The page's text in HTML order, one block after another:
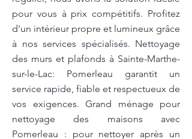
pour vous à prix compétitifs. Profitez
d'un intérieur propre et lumineux grâce
à nos services spécialisés. Nettoyage
des murs et plafonds à Sainte-Marthe-
sur-le-Lac: Pomerleau garantit un
service rapide, fiable et respectueux de
vos exigences. Grand ménage pour
nettoyage des maisons avec
Pomerleau : pour nettoyer après un